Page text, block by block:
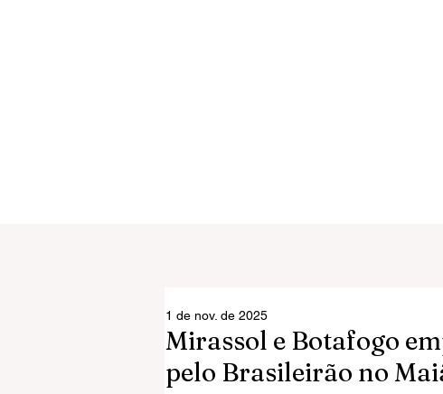
Mirassol e Botafogo
pelo Brasileirão no
1 de nov. de 2025